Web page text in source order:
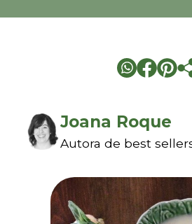
Joana Roque
Autora de best